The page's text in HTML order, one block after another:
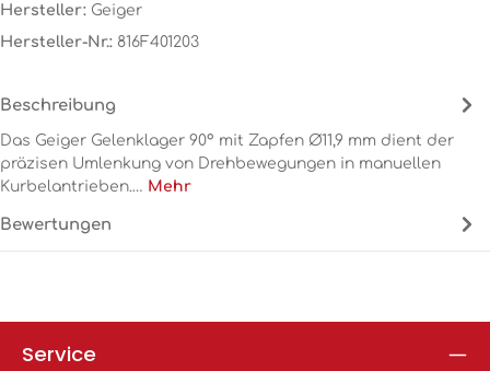
Hersteller: Geiger
Hersteller-Nr.: 816F401203
Beschreibung
Das Geiger Gelenklager 90° mit Zapfen Ø11,9 mm dient der
präzisen Umlenkung von Drehbewegungen in manuellen
Kurbelantrieben.… Mehr
Bewertungen
Service